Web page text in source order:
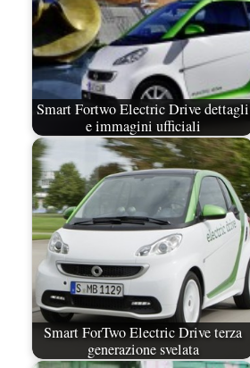
Smart Fortwo Electric Drive dettagli
e immagini ufficiali
Smart ForTwo Electric Drive terza
generazione svelata